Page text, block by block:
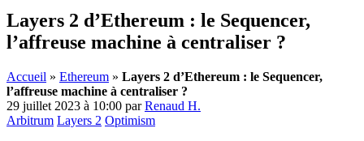
Layers 2 d’Ethereum : le Sequencer,
l’affreuse machine à centraliser ?
Accueil » Ethereum » Layers 2 d’Ethereum : le Sequencer,
l’affreuse machine à centraliser ?
29 juillet 2023 à 10:00 parRenaud H.
Arbitrum Layers 2 Optimism